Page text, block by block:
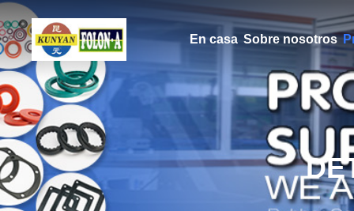
En casa Sobre nosotros